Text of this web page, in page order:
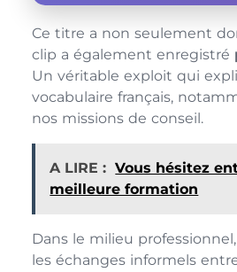
Ce titre a non seulement
clip a également enregistré
Un véritable exploit qui
vocabulaire français,
nos missions de conseil.
A LIRE : Vous hésitez
meilleure formation
Dans le milieu
les échanges informels